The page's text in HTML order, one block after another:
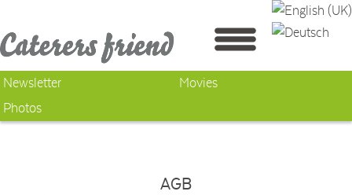
Newsletter
Movies
Photos
AGB